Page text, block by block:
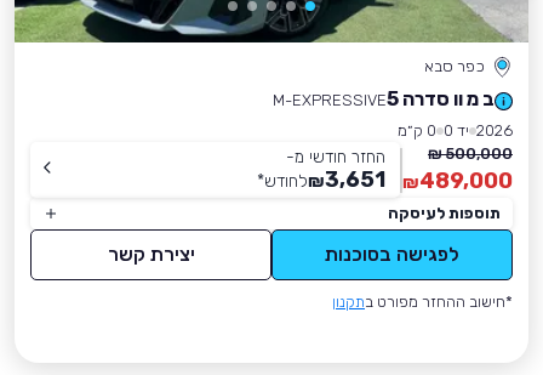
כפר סבא
ב מ וו סדרה 5
M-EXPRESSIVE
2026 יד 0
0 ק״מ
500,000 ₪
489,000
₪
החזר חודשי מ-
3,651
₪לחודש*
תוספות לעיסקה
לפגישה בסוכנות יצירת קשר
*חישוב ההחזר מפורט בתקנון